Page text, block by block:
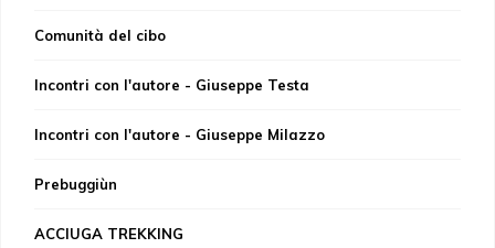
Comunità del cibo
Incontri con l'autore - Giuseppe Testa
Incontri con l'autore - Giuseppe Milazzo
Prebuggiùn
ACCIUGA TREKKING